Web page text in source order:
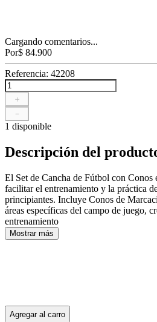
Cargando comentarios...
Por$ 84.900
Referencia: 42208
＋
－
1 disponible
Descripción del
El Set de Cancha de Fútbol con Conos
facilitar el entrenamiento y la práctica
principiantes. Incluye Conos de
áreas específicas del campo de juego,
entrenamiento
Mostrar más
Agregar al carro